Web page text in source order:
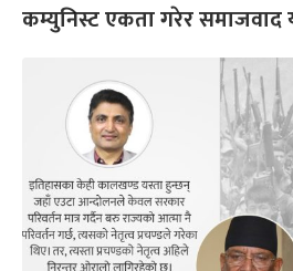
कम्युनिस्ट एकता गरेर समाजवाद